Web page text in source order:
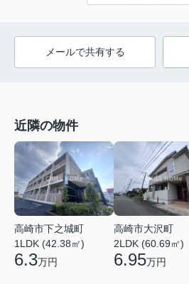
メールで共有する
近隣の物件
高崎市下之城町
1LDK (42.38㎡)
6.3万円
高崎市大沢町
2LDK (60.69㎡)
6.95万円